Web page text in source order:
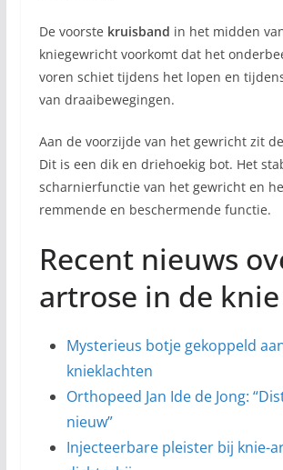
De voorste kruisband in het midden
kniegewricht voorkomt dat het
voren schiet tijdens het lopen en
van draaibewegingen.
Aan de voorzijde van het gewricht zit de
Dit is een dik en driehoekig bot. Het
scharnierfunctie van het gewricht en
remmende en beschermende functie.
Recent nieuws
artrose in de knie
Mysterieus botje gekoppeld
knieklachten
Orthopeed Jan Ide de Jong:
nieuw”
Injecteerbare pleister bij knie-